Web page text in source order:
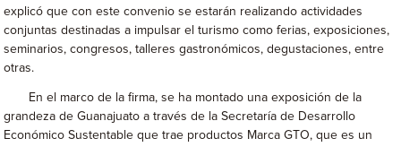
explicó que con este convenio se estarán realizando actividades
conjuntas destinadas a impulsar el turismo como ferias, exposiciones,
seminarios, congresos, talleres gastronómicos, degustaciones, entre
otras.
En el marco de la firma, se ha montado una exposición de la
grandeza de Guanajuato a través de la Secretaría de Desarrollo
Económico Sustentable que trae productos Marca GTO, que es un